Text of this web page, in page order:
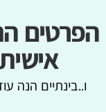
הפרטים
ו..בינתיים הנה